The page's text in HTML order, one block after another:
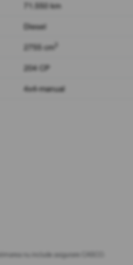
71.550 km
Diesel
2755 cm
204 CP
4x4-manual
nu include asigurare CASCO.